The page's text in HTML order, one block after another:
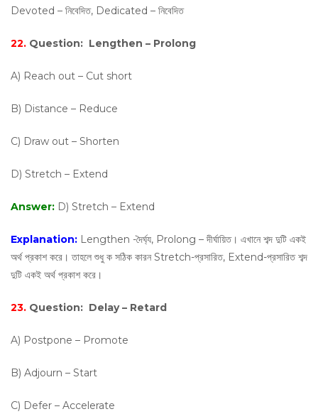
Devoted – নিবেদিত, Dedicated – নিবেদিত
22. Question: Lengthen – Prolong
A) Reach out – Cut short
B) Distance – Reduce
C) Draw out – Shorten
D) Stretch – Extend
Answer: D) Stretch – Extend
Explanation: Lengthen -দৈর্ঘ্য, Prolong – দীর্ঘায়িত। এখানে শব্দ দুটি একই
অর্থ প্রকাশ করে। তাহলে শুধু ক সঠিক কারন Stretch-প্রসারিত, Extend-প্রসারিত শব্দ
দুটি একই অর্থ প্রকাশ করে।
23. Question: Delay – Retard
A) Postpone – Promote
B) Adjourn – Start
C) Defer – Accelerate